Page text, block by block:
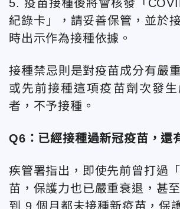
5. 疫苗接種後將會核發「
紀錄卡」，請妥善保管，並於
時出示作為接種依據。
接種禁忌則是對疫苗成分有嚴
或先前接種這項疫苗劑次發
者，不予接種。
Q6：已經接種過新冠疫苗，還
疾管署指出，即使先前曾打過
苗，保護力也已嚴重衰退，甚
到 9 個月都未接種新疫苗，保